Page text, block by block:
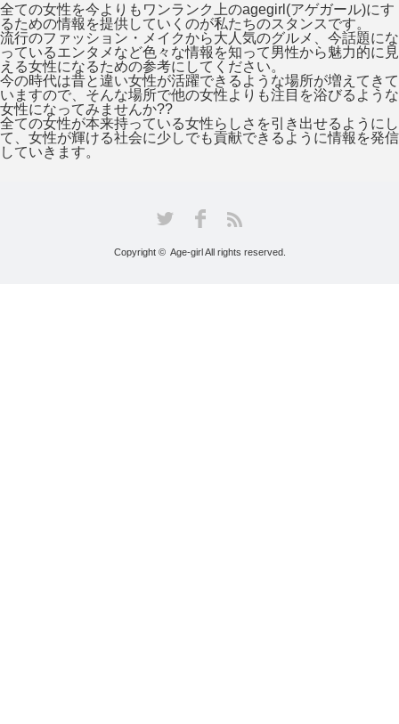
全ての女性を今よりもワンランク上のagegirl(アゲガール)にす
るための情報を提供していくのが私たちのスタンスです。
流行のファッション・メイクから大人気のグルメ、今話題にな
っているエンタメなど色々な情報を知って男性から魅力的に見
える女性になるための参考にしてください。
今の時代は昔と違い女性が活躍できるような場所が増えてきて
いますので、そんな場所で他の女性よりも注目を浴びるような
女性になってみませんか??
全ての女性が本来持っている女性らしさを引き出せるようにし
て、女性が輝ける社会に少しでも貢献できるように情報を発信
していきます。
RSS
Copyright © Age-girl All rights reserved.